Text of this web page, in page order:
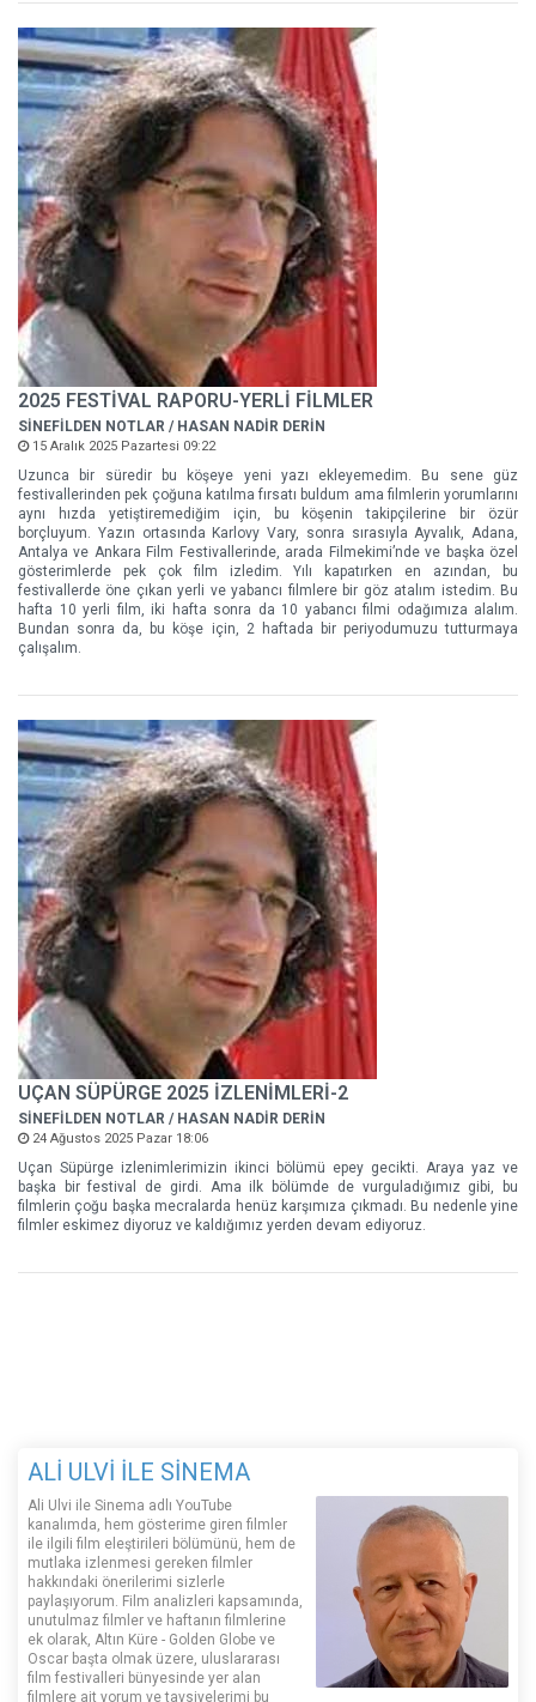
2025 FESTİVAL RAPORU-YERLİ FİLMLER
SİNEFİLDEN NOTLAR / HASAN NADİR DERİN
15 Aralık 2025 Pazartesi 09:22
Uzunca bir süredir bu köşeye yeni yazı ekleyemedim. Bu sene güz
festivallerinden pek çoğuna katılma fırsatı buldum ama filmlerin yorumlarını
aynı hızda yetiştiremediğim için, bu köşenin takipçilerine bir özür
borçluyum. Yazın ortasında Karlovy Vary, sonra sırasıyla Ayvalık, Adana,
Antalya ve Ankara Film Festivallerinde, arada Filmekimi’nde ve başka özel
gösterimlerde pek çok film izledim. Yılı kapatırken en azından, bu
festivallerde öne çıkan yerli ve yabancı filmlere bir göz atalım istedim. Bu
hafta 10 yerli film, iki hafta sonra da 10 yabancı filmi odağımıza alalım.
Bundan sonra da, bu köşe için, 2 haftada bir periyodumuzu tutturmaya
çalışalım.
UÇAN SÜPÜRGE 2025 İZLENİMLERİ-2
SİNEFİLDEN NOTLAR / HASAN NADİR DERİN
24 Ağustos 2025 Pazar 18:06
Uçan Süpürge izlenimlerimizin ikinci bölümü epey gecikti. Araya yaz ve
başka bir festival de girdi. Ama ilk bölümde de vurguladığımız gibi, bu
filmlerin çoğu başka mecralarda henüz karşımıza çıkmadı. Bu nedenle yine
filmler eskimez diyoruz ve kaldığımız yerden devam ediyoruz.
ALİ ULVİ İLE SİNEMA
Ali Ulvi ile Sinema adlı YouTube
kanalımda, hem gösterime giren filmler
ile ilgili film eleştirileri bölümünü, hem de
mutlaka izlenmesi gereken filmler
hakkındaki önerilerimi sizlerle
paylaşıyorum. Film analizleri kapsamında,
unutulmaz filmler ve haftanın filmlerine
ek olarak, Altın Küre - Golden Globe ve
Oscar başta olmak üzere, uluslararası
film festivalleri bünyesinde yer alan
filmlere ait yorum ve tavsiyelerimi bu